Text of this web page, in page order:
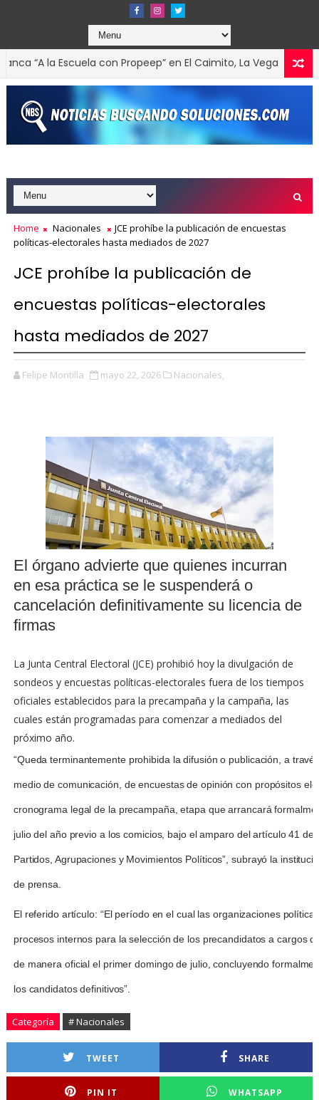
“A la Escuela con Propeep” en El Caimito, La Vega
Home Nacionales
JCE prohíbe la publicación de encuestas
políticas-electorales hasta mediados de 2027
JCE prohíbe la publicación de
encuestas políticas-electorales
hasta mediados de 2027
Felipe Montilla mayo 22, 2026 Nacionales,
El órgano advierte que quienes incurran
en esa práctica se le suspenderá o
cancelación definitivamente su licencia de
firmas
La Junta Central Electoral (JCE) prohibió hoy la divulgación de
sondeos y encuestas políticas-electorales fuera de los tiempos
oficiales establecidos para la precampaña y la campaña, las
cuales están programadas para comenzar a mediados del
próximo año.
“Queda terminantemente prohibida la difusión o publicación, a
medio de comunicación, de encuestas de opinión con propósitos
cronograma legal de la precampaña, etapa que arrancará
julio del año previo a los comicios, bajo el amparo del artículo 41 de
Partidos, Agrupaciones y Movimientos Políticos”, subrayó la
de prensa.
El referido artículo: “El período en el cual las organizaciones
procesos internos para la selección de los precandidatos a cargos
de manera oficial el primer domingo de julio, concluyendo
los candidatos definitivos”.
Categoría # Nacionales
TWEET SHARE
PIN IT WHATSAPP